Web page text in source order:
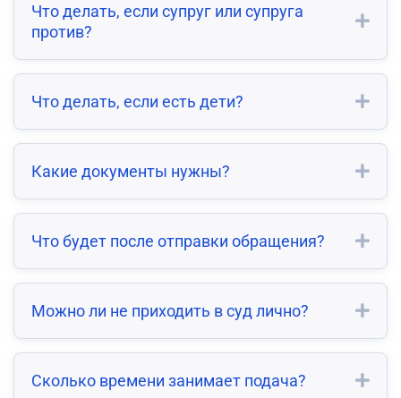
Что делать, если супруг или супруга
против?
Что делать, если есть дети?
Какие документы нужны?
Что будет после отправки обращения?
Можно ли не приходить в суд лично?
Сколько времени занимает подача?